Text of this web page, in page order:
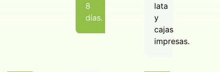
8
días.
lata
y
cajas
impresas.